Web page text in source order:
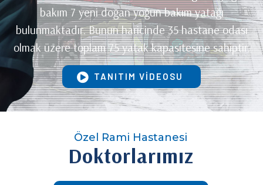
bakım 7 yeni doğan yoğun bakım yatağı
bulunmaktadır. Bunun haricinde 35 hastane odası
olmak üzere toplam 75 yatak kapasitesine sahiptir.
TANITIM VİDEOSU
Özel Rami Hastanesi
Doktorlarımız